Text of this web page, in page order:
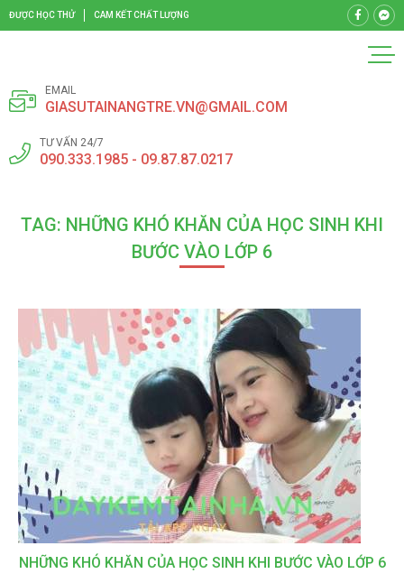
ĐƯỢC HỌC THỬ CAM KẾT CHẤT LƯỢNG
EMAIL
GIASUTAINANGTRE.VN@GMAIL.COM
TƯ VẤN 24/7
090.333.1985 - 09.87.87.0217
TAG: NHỮNG KHÓ KHĂN CỦA HỌC SINH KHI
BƯỚC VÀO LỚP 6
NHỮNG KHÓ KHĂN CỦA HỌC SINH KHI BƯỚC VÀO LỚP 6